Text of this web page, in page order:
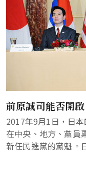
前原誠司能否開
2017年9月1日，日
在中央、地方、黨員
新任民進黨的黨魁。